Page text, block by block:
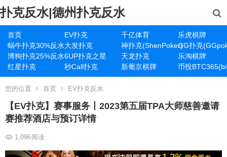
扑克反水|德州扑克反水
首页 EV扑克 千亿体育
乐虎棋牌
蜗牛扑克30%反水大发扑克 神扑克(ShenPoker)GG扑克
博狗扑克25%反水6UP扑克之星 天龙扑克
乐淘棋牌
红星扑克
秒Call扑克 新葡京棋牌 币投
您的位置 首页 EV扑克反水
【EV扑克】赛事服务丨2023第五届TPA大师慈善邀请
赛推荐酒店与预订详情
1,096阅读